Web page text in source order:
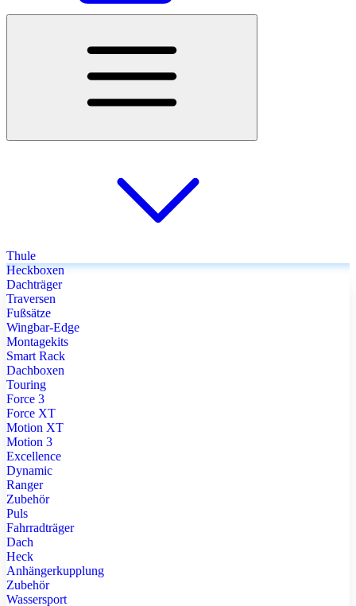
Thule
Heckboxen
Dachträger
Traversen
Fußsätze
Wingbar-Edge
Montagekits
Smart Rack
Dachboxen
Touring
Force 3
Force XT
Motion XT
Motion 3
Excellence
Dynamic
Ranger
Zubehör
Puls
Fahrradträger
Dach
Heck
Anhängerkupplung
Zubehör
Wassersport